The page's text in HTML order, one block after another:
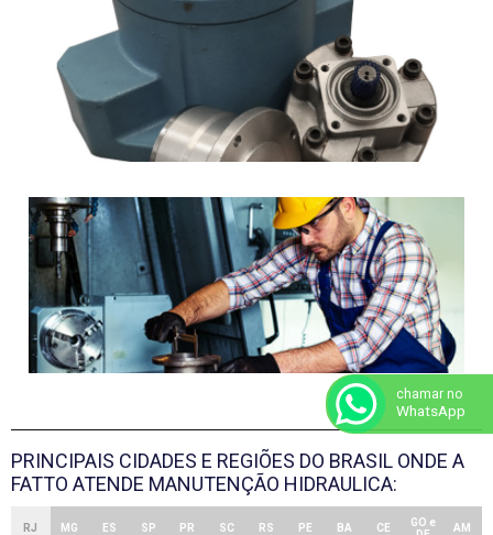
PRINCIPAIS CIDADES E REGIÕES DO BRASIL ONDE A
FATTO ATENDE MANUTENÇÃO HIDRAULICA:
RJ MG ES SP PR SC RS PE BA CE
GO e
AM
chamar no
WhatsApp